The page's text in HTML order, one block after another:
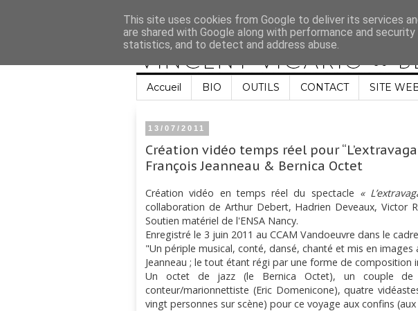
Accueil BIO OUTILS CONTACT SITE
13/07/2011
Création vidéo temps réel pour
François Jeanneau & Bernica Octet
Création vidéo en temps réel du spectacle «
collaboration de Arthur Debert, Hadrien Deveaux, Victor
Soutien matériel de l'ENSA Nancy.
Enregistré le 3 juin 2011 au CCAM Vandoeuvre dans le
"Un périple musical, conté, dansé, chanté et mis en
Jeanneau ; le tout étant régi par une forme de composition
Un octet de jazz (le Bernica Octet), un couple de
conteur/marionnettiste (Eric Domenicone), quatre
vingt personnes sur scène) pour ce voyage aux confins
This site uses cookies from Google to deliver its services
are shared with Google along with performance and
statistics, and to detect and address abuse.